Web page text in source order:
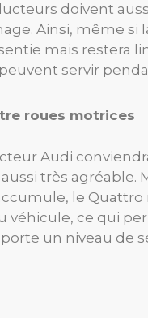
doivent
Ainsi, même si
mais restera
servir
roues motrices
Audi
très
le
véhicule, ce qui
un niveau de